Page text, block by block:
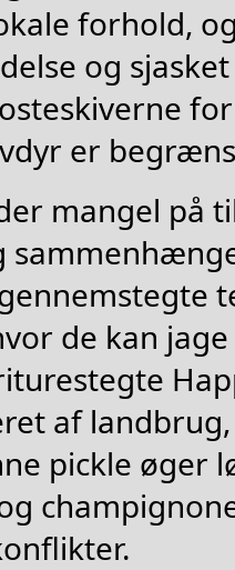
forhold,
og
er
mangel på
de kan
af
pickle øger